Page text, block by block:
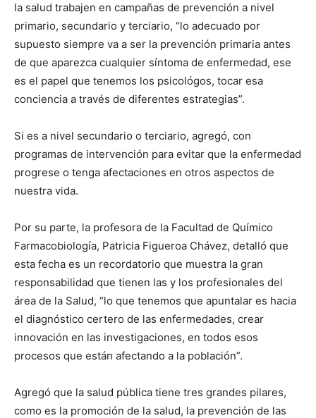
la salud trabajen en campañas de prevención a nivel
primario, secundario y terciario, “lo adecuado por
supuesto siempre va a ser la prevención primaria antes
de que aparezca cualquier síntoma de enfermedad, ese
es el papel que tenemos los psicológos, tocar esa
conciencia a través de diferentes estrategias”.
Si es a nivel secundario o terciario, agregó, con
programas de intervención para evitar que la enfermedad
progrese o tenga afectaciones en otros aspectos de
nuestra vida.
Por su parte, la profesora de la Facultad de Químico
Farmacobiología, Patricia Figueroa Chávez, detalló que
esta fecha es un recordatorio que muestra la gran
responsabilidad que tienen las y los profesionales del
área de la Salud, “lo que tenemos que apuntalar es hacia
el diagnóstico certero de las enfermedades, crear
innovación en las investigaciones, en todos esos
procesos que están afectando a la población”.
Agregó que la salud pública tiene tres grandes pilares,
como es la promoción de la salud, la prevención de las